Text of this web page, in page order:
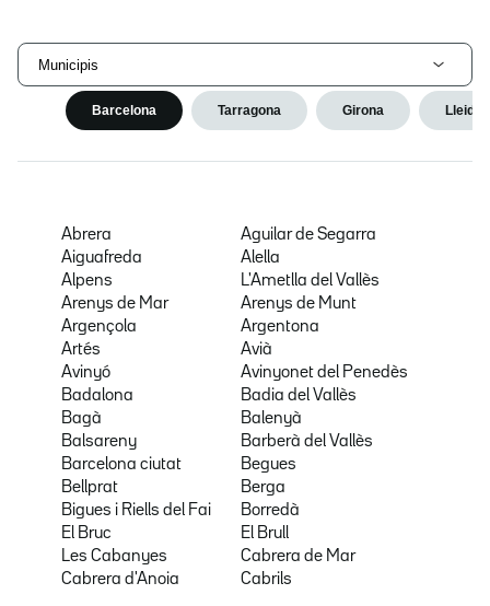
Municipis
Barcelona Tarragona Girona Lleida
Abrera
Aguilar de Segarra
Aiguafreda
Alella
Alpens
L'Ametlla del Vallès
Arenys de Mar
Arenys de Munt
Argençola
Argentona
Artés
Avià
Avinyó
Avinyonet del Penedès
Badalona
Badia del Vallès
Bagà
Balenyà
Balsareny
Barberà del Vallès
Barcelona ciutat
Begues
Bellprat
Berga
Bigues i Riells del Fai
Borredà
El Bruc
El Brull
Les Cabanyes
Cabrera de Mar
Cabrera d'Anoia
Cabrils